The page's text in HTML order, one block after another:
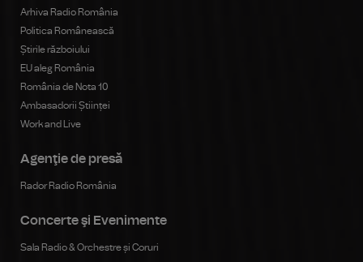
Arhiva Radio România
Politica Românească
Știrile războiului
EU aleg România
România de Nota 10
Ambasadorii Științei
Work and Live
Agenţie de presă
Rador Radio România
Concerte şi Evenimente
Sala Radio & Orchestre și Coruri